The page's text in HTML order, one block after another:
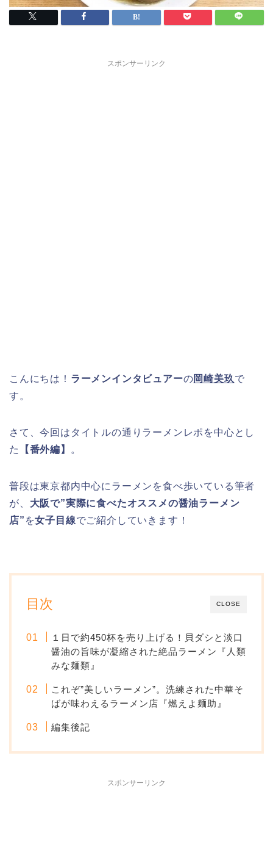
スポンサーリンク
こんにちは！ ラーメンインタビュアーの岡崎美玖 で
す。
さて、今回はタイトルの通りラーメンレポを中心とし
た
【番外編】 。
普段は東京都内中心にラーメンを食べ歩いている筆者
が、 大阪で”実際に食べたオススメの醤油ラーメン
店” を女子目線でご紹介していきます！
CLOSE
目次
１日で約450杯を売り上げる！貝ダシと淡口
醤油の旨味が凝縮された絶品ラーメン『人類
みな麺類』
これぞ”美しいラーメン”。洗練された中華そ
ばが味わえるラーメン店『燃えよ麺助』
編集後記
スポンサーリンク